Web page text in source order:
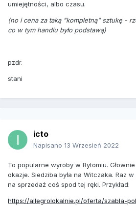
umiejętności, albo czasu.
(no i cena za taką "kompletną" sztukę -
co w tym handlu było podstawą)
pzdr.
stani
icto
Napisano 13 Wrzesień 2022
To popularne wyroby w Bytomiu.
okazje. Siedziba była na Witczaka. Raz
na sprzedaż coś spod tej ręki. Przykład:
https://allegrolokalnie.pl/oferta/szabla-